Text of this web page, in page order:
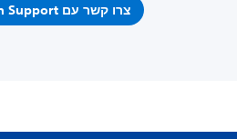
צרו קשר עם PlayStation Support